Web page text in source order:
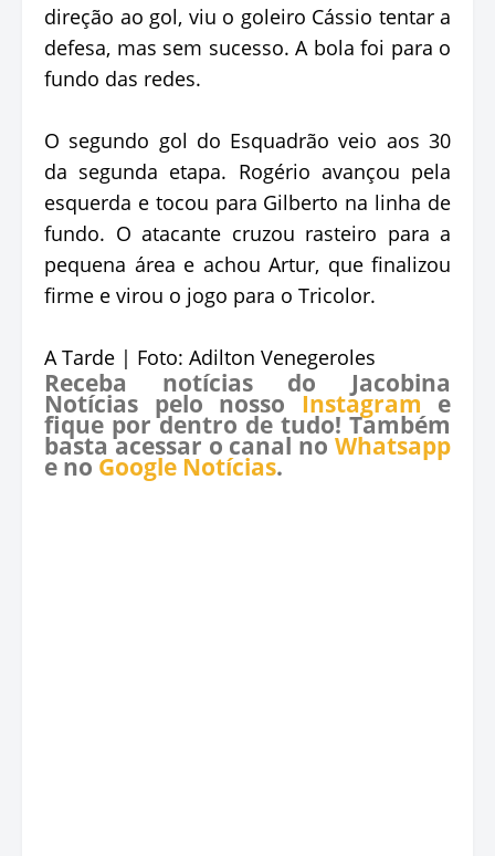
direção ao gol, viu o goleiro Cássio tentar a
defesa, mas sem sucesso. A bola foi para o
fundo das redes.
O segundo gol do Esquadrão veio aos 30
da segunda etapa. Rogério avançou pela
esquerda e tocou para Gilberto na linha de
fundo. O atacante cruzou rasteiro para a
pequena área e achou Artur, que finalizou
firme e virou o jogo para o Tricolor.
A Tarde | Foto: Adilton Venegeroles
Receba notícias do Jacobina
Notícias pelo nosso Instagram e
fique por dentro de tudo! Também
basta acessar o canal no Whatsapp
e no Google Notícias.